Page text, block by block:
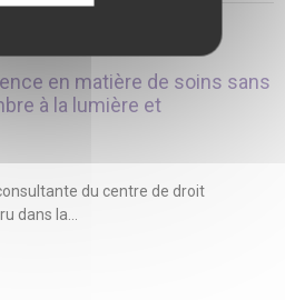
en matière de soins sans
à la lumière et
du centre de droit
dans la...